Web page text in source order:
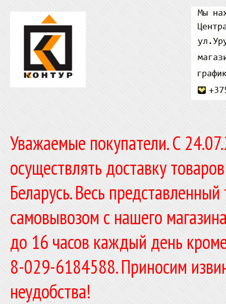
Уважаемые покупатели. C
осуществлять доставку
Беларусь. Весь
самовывозом с нашего
до 16 часов каждый день
8-029-6184588. Приносим
неудобства!